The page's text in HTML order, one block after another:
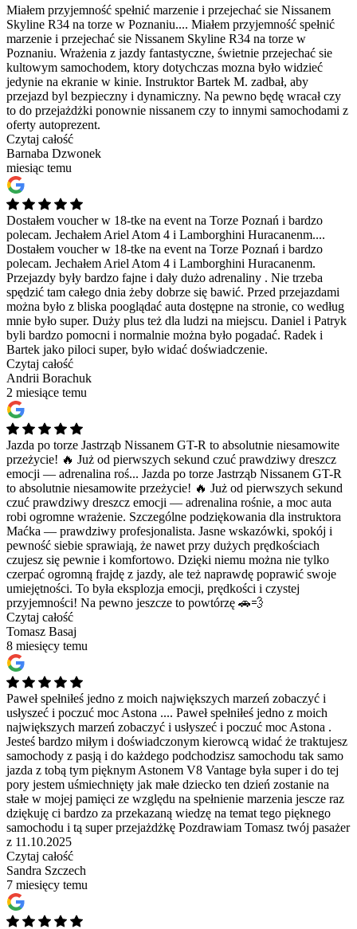
Miałem przyjemność spełnić marzenie i przejechać sie Nissanem
Skyline R34 na torze w Poznaniu.... Miałem przyjemność spełnić
marzenie i przejechać sie Nissanem Skyline R34 na torze w
Poznaniu. Wrażenia z jazdy fantastyczne, świetnie przejechać sie
kultowym samochodem, ktory dotychczas mozna było widzieć
jedynie na ekranie w kinie. Instruktor Bartek M. zadbał, aby
przejazd byl bezpieczny i dynamiczny. Na pewno będę wracał czy
to do przejażdżki ponownie nissanem czy to innymi samochodami z
oferty autoprezent.
Czytaj całość
Barnaba Dzwonek
miesiąc temu
Dostałem voucher w 18-tke na event na Torze Poznań i bardzo
polecam. Jechałem Ariel Atom 4 i Lamborghini Huracanenm....
Dostałem voucher w 18-tke na event na Torze Poznań i bardzo
polecam. Jechałem Ariel Atom 4 i Lamborghini Huracanenm.
Przejazdy były bardzo fajne i dały dużo adrenaliny . Nie trzeba
spędzić tam całego dnia żeby dobrze się bawić. Przed przejazdami
można było z bliska pooglądać auta dostępne na stronie, co według
mnie było super. Duży plus też dla ludzi na miejscu. Daniel i Patryk
byli bardzo pomocni i normalnie można było pogadać. Radek i
Bartek jako piloci super, było widać doświadczenie.
Czytaj całość
Andrii Borachuk
2 miesiące temu
Jazda po torze Jastrząb Nissanem GT-R to absolutnie niesamowite
przeżycie! 🔥 Już od pierwszych sekund czuć prawdziwy dreszcz
emocji — adrenalina roś... Jazda po torze Jastrząb Nissanem GT-R
to absolutnie niesamowite przeżycie! 🔥 Już od pierwszych sekund
czuć prawdziwy dreszcz emocji — adrenalina rośnie, a moc auta
robi ogromne wrażenie. Szczególne podziękowania dla instruktora
Maćka — prawdziwy profesjonalista. Jasne wskazówki, spokój i
pewność siebie sprawiają, że nawet przy dużych prędkościach
czujesz się pewnie i komfortowo. Dzięki niemu można nie tylko
czerpać ogromną frajdę z jazdy, ale też naprawdę poprawić swoje
umiejętności. To była eksplozja emocji, prędkości i czystej
przyjemności! Na pewno jeszcze to powtórzę 🚗💨
Czytaj całość
Tomasz Basaj
8 miesięcy temu
Paweł spełniłeś jedno z moich największych marzeń zobaczyć i
usłyszeć i poczuć moc Astona .... Paweł spełniłeś jedno z moich
największych marzeń zobaczyć i usłyszeć i poczuć moc Astona .
Jesteś bardzo miłym i doświadczonym kierowcą widać że traktujesz
samochody z pasją i do każdego podchodzisz samochodu tak samo
jazda z tobą tym pięknym Astonem V8 Vantage była super i do tej
pory jestem uśmiechnięty jak małe dziecko ten dzień zostanie na
stałe w mojej pamięci ze względu na spełnienie marzenia jescze raz
dziękuję ci bardzo za przekazaną wiedzę na temat tego pięknego
samochodu i tą super przejażdżkę Pozdrawiam Tomasz twój pasażer
z 11.10.2025
Czytaj całość
Sandra Szczech
7 miesięcy temu